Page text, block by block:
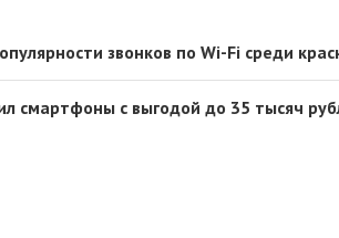
звонков по Wi-Fi среди
смартфоны с выгодой до 35 тысяч